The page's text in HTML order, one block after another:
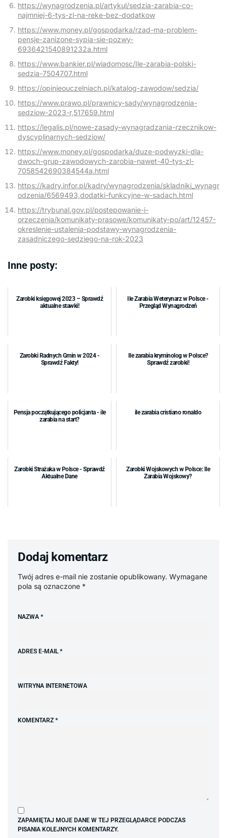
https://wynagrodzenia.pl/artykul/sedzia-zarabia-co-
najmniej-6-tys-zl-na-reke-bez-dodatkow
https://www.money.pl/gospodarka/rzad-ma-problem-
pensje-zanizone-sypia-sie-pozwy-
6936421540891232a.html
https://www.bankier.pl/wiadomosc/Ile-zarabia-polski-
sedzia-7504707.html
https://opinieouczelniach.pl/katalog-zawodow/sedzia/
https://www.prawo.pl/prawnicy-sady/wynagrodzenia-
sedziow-2023-r,517659.html
https://legalis.pl/nowe-zasady-wynagradzania-rzecznikow-
dyscyplinarnych-sedziow/
https://www.money.pl/gospodarka/duze-podwyzki-dla-
dwoch-grup-zawodowych-zarobia-nawet-40-tys-zl-
7058542690384544a.html
https://kadry.infor.pl/kadry/wynagrodzenia/skladniki_wynagr
odzenia/6569493,dodatki-funkcyjne-w-sadach.html
https://trybunal.gov.pl/postepowanie-i-
orzeczenia/komunikaty-prasowe/komunikaty-po/art/12457-
okreslenie-ustalenia-podstawy-wynagrodzenia-
zasadniczego-sedziego-na-rok-2023
Inne posty:
Zarobki księgowej 2023 – Sprawdź
aktualne stawki!
Ile Zarabia Weterynarz w Polsce -
Przegląd Wynagrodzeń
Zarobki Radnych Gmin w 2024 -
Sprawdź Fakty!
Ile zarabia kryminolog w Polsce?
Sprawdź zarobki!
Pensja początkującego policjanta - ile
zarabia na start?
ile zarabia cristiano ronaldo
Zarobki Strażaka w Polsce - Sprawdź
Aktualne Dane
Zarobki Wojskowych w Polsce: Ile
Zarabia Wojskowy?
Dodaj komentarz
Twój adres e-mail nie zostanie opublikowany. Wymagane
pola są oznaczone *
NAZWA *
ADRES E-MAIL *
WITRYNA INTERNETOWA
KOMENTARZ *
ZAPAMIĘTAJ MOJE DANE W TEJ PRZEGLĄDARCE PODCZAS
PISANIA KOLEJNYCH KOMENTARZY.